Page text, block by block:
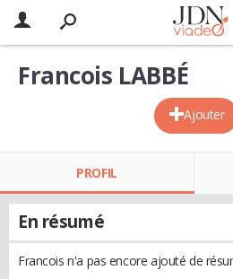
Ajouter
Francois LABBÉ
PROFIL
En résumé
Francois n'a pas encore ajouté de